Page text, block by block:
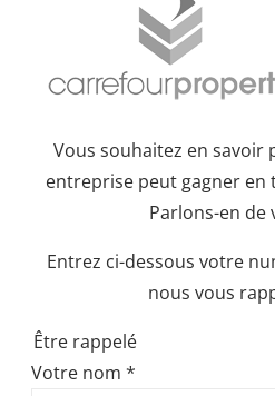
Vous souhaitez en savoir
entreprise peut gagner en
Parlons-en de
Entrez ci-dessous votre
nous vous
Être rappelé
Votre nom *